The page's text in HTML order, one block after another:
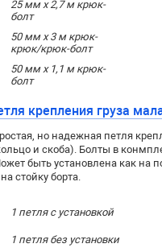
25 мм х 2,7 м крюк-
болт
50 мм х 3 м крюк-
крюк/крюк-болт
50 мм х 1,1 м крюк-
болт
крепления груза
но надежная петля
и скоба). Болты в
быть установлена как на
стойку борта.
1 петля с установкой
1 петля без установки